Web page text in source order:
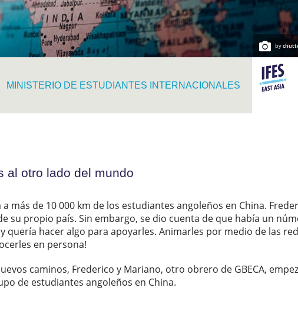
by
MINISTERIO DE ESTUDIANTES INTERNACIONALES
al otro lado del mundo
más de 10 000 km de los estudiantes angoleños en China.
su propio país. Sin embargo, se dio cuenta de que había un
quería hacer algo para apoyarles. Animarles por medio de las
en persona!
caminos, Frederico y Mariano, otro obrero de GBECA,
de estudiantes angoleños en China.